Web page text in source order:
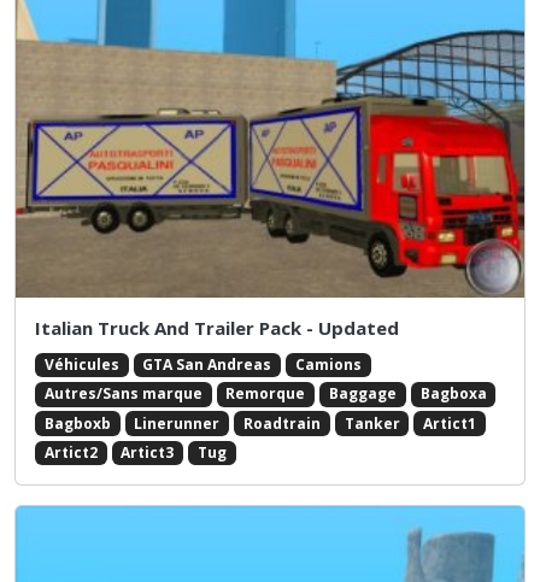
Italian Truck And Trailer Pack - Updated
Véhicules GTA San Andreas
Camions
Autres/Sans marque
Remorque Baggage
Bagboxa
Bagboxb
Linerunner Roadtrain Tanker
Artict1
Artict2
Artict3 Tug